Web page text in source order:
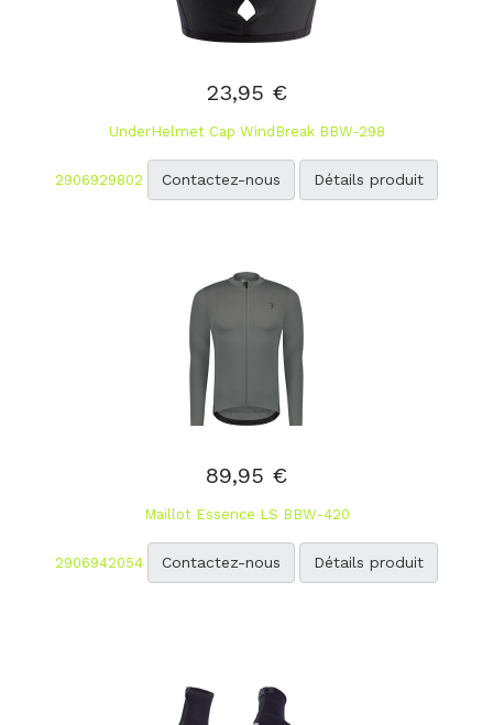
23,95 €
UnderHelmet Cap WindBreak BBW-298
2906929802 Contactez-nous Détails produit
89,95 €
Maillot Essence LS BBW-420
2906942054 Contactez-nous Détails produit